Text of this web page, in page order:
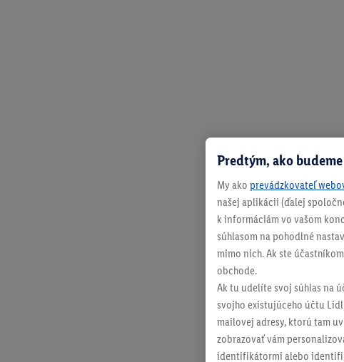
Predtým, ako
My ako prevádzkovateľ
našej aplikácii (ďalej
k informáciám vo vašom
súhlasom na pohodlné
mimo nich. Ak ste
obchode.
Ak tu udelíte svoj súhlas na
svojho existujúceho účtu
mailovej adresy, ktorú tam
zobrazovať vám
identifikátormi alebo